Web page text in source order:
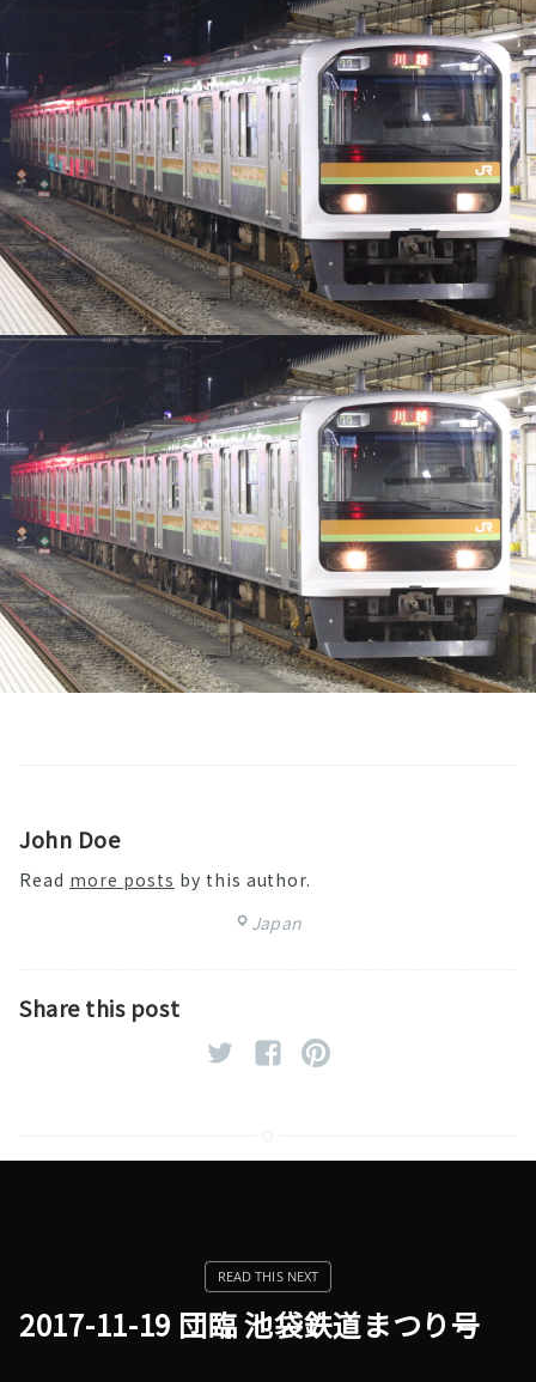
John Doe
Read more posts by this author.
Japan
Share this post
2017-11-19 団臨 池袋鉄道まつり号